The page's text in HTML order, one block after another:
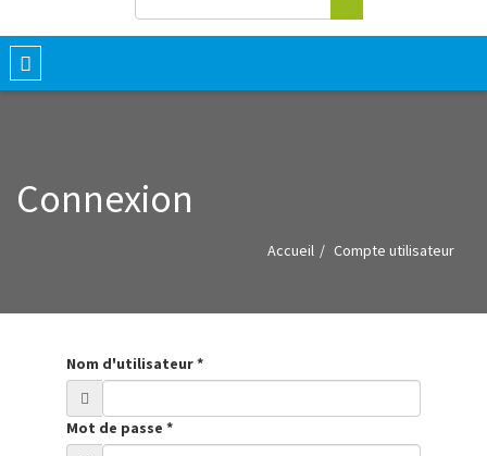
Formulaire de recherche
Toggle
navigation
Connexion
Accueil Compte utilisateur
Nom d'utilisateur*
Mot de passe *